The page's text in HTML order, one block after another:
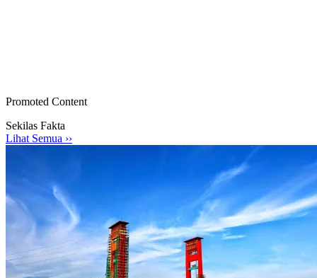
Promoted Content
Sekilas Fakta
Lihat Semua ››